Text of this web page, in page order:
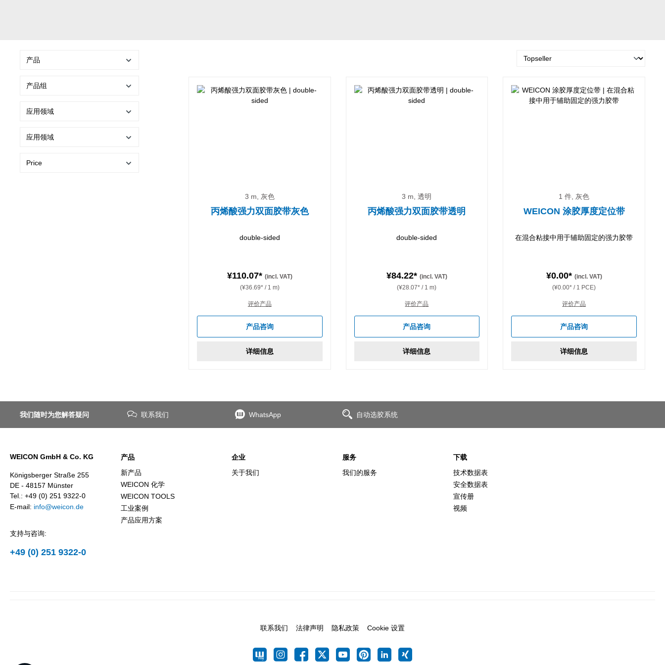
产品
产品组
应用领域
应用领域
Price
3 m, 灰色
丙烯酸强力双面胶带灰色
double-sided
¥110.07* (incl. VAT)
(¥36.69* / 1 m)
评价产品
产品咨询
详细信息
3 m, 透明
丙烯酸强力双面胶带透明
double-sided
¥84.22* (incl. VAT)
(¥28.07* / 1 m)
评价产品
产品咨询
详细信息
1 件, 灰色
WEICON 涂胶厚度定位带
在混合粘接中用于辅助固定的强力胶带
¥0.00* (incl. VAT)
(¥0.00* / 1 PCE)
评价产品
产品咨询
详细信息
我们随时为您解答疑问 联系我们 WhatsApp 自动选胶系统
WEICON GmbH & Co. KG
Königsberger Straße 255
DE - 48157 Münster
Tel.: +49 (0) 251 9322-0
E-mail: info@weicon.de
支持与咨询:
+49 (0) 251 9322-0
产品
新产品
WEICON 化学
WEICON TOOLS
工业案例
产品应用方案
企业
关于我们
服务
我们的服务
下载
技术数据表
安全数据表
宣传册
视频
联系我们 法律声明 隐私政策 Cookie 设置